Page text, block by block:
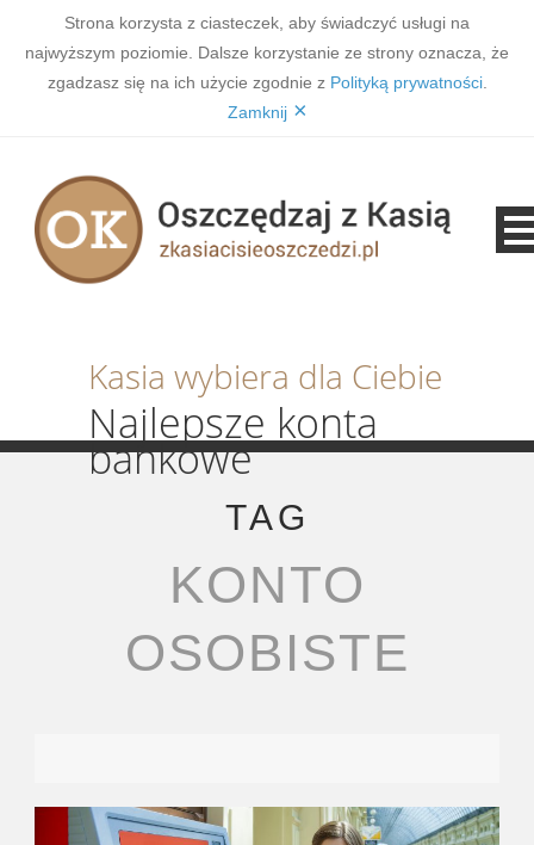
Strona korzysta z ciasteczek, aby świadczyć usługi na
najwyższym poziomie. Dalsze korzystanie ze strony oznacza, że
zgadzasz się na ich użycie zgodnie z Polityką prywatności.
Zamknij ×
Kasia wybiera dla Ciebie
Najlepsze konta
bankowe
TAG
KONTO
OSOBISTE